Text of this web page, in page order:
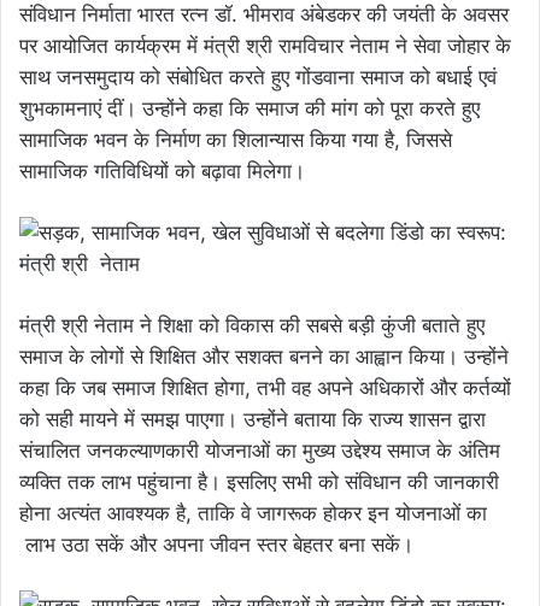
संविधान निर्माता भारत रत्न डॉ. भीमराव अंबेडकर की जयंती के अवसर
पर आयोजित कार्यक्रम में मंत्री श्री रामविचार नेताम ने सेवा जोहार के
साथ जनसमुदाय को संबोधित करते हुए गोंडवाना समाज को बधाई एवं
शुभकामनाएं दीं। उन्होंने कहा कि समाज की मांग को पूरा करते हुए
सामाजिक भवन के निर्माण का शिलान्यास किया गया है, जिससे
सामाजिक गतिविधियों को बढ़ावा मिलेगा।
मंत्री श्री नेताम ने शिक्षा को विकास की सबसे बड़ी कुंजी बताते हुए
समाज के लोगों से शिक्षित और सशक्त बनने का आह्वान किया। उन्होंने
कहा कि जब समाज शिक्षित होगा, तभी वह अपने अधिकारों और कर्तव्यों
को सही मायने में समझ पाएगा। उन्होंने बताया कि राज्य शासन द्वारा
संचालित जनकल्याणकारी योजनाओं का मुख्य उद्देश्य समाज के अंतिम
व्यक्ति तक लाभ पहुंचाना है। इसलिए सभी को संविधान की जानकारी
होना अत्यंत आवश्यक है, ताकि वे जागरूक होकर इन योजनाओं का
लाभ उठा सकें और अपना जीवन स्तर बेहतर बना सकें।